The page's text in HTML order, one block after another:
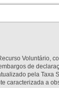
Voluntário,
de
pela Taxa
caracterizada a